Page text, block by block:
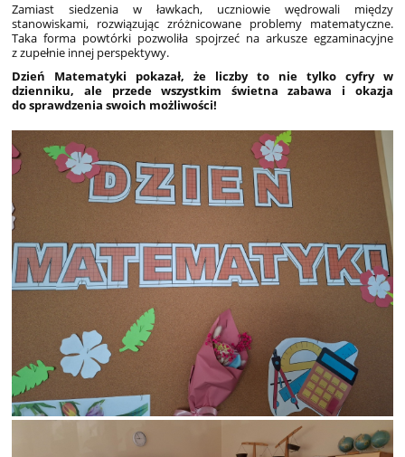
Zamiast siedzenia w ławkach, uczniowie wędrowali między
stanowiskami, rozwiązując zróżnicowane problemy matematyczne.
Taka forma powtórki pozwoliła spojrzeć na arkusze egzaminacyjne
z zupełnie innej perspektywy.
Dzień Matematyki pokazał, że liczby to nie tylko cyfry w
dzienniku, ale przede wszystkim świetna zabawa i okazja
do sprawdzenia swoich możliwości!